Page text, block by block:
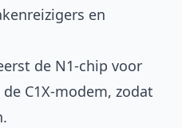
en
de N1-chip voor
C1X-modem, zodat